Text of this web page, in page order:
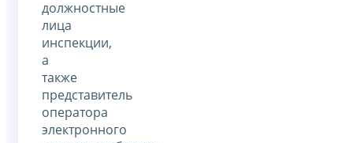
должностные
лица
инспекции,
а
также
представитель
оператора
электронного